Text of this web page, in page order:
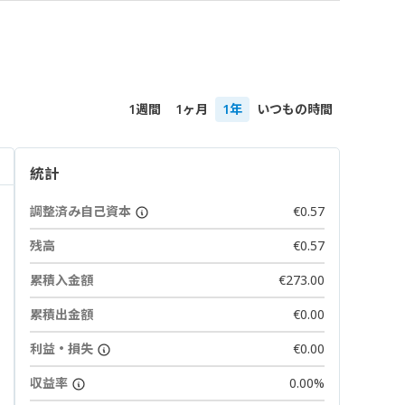
1週間 1ヶ月 1年 いつもの時間
統計
調整済み自己資本
€0.57
残高
€0.57
累積入金額
€273.00
累積出金額
€0.00
利益・損失
€0.00
収益率
0.00%